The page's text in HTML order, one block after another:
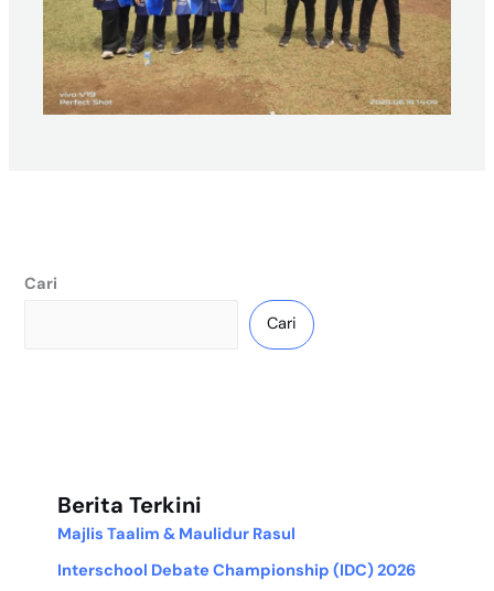
Cari
Cari
Berita Terkini
Majlis Taalim & Maulidur Rasul
Interschool Debate Championship (IDC) 2026